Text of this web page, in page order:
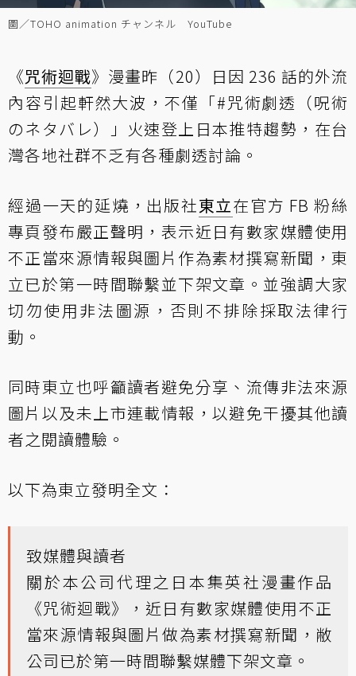
圖／TOHO animation チャンネル YouTube
《咒術迴戰》漫畫昨（20）日因 236 話的外流
內容引起軒然大波，不僅「#咒術劇透（呪術
のネタバレ）」火速登上日本推特趨勢，在台
灣各地社群不乏有各種劇透討論。
經過一天的延燒，出版社東立在官方 FB 粉絲
專頁發布嚴正聲明，表示近日有數家媒體使用
不正當來源情報與圖片作為素材撰寫新聞，東
立已於第一時間聯繫並下架文章。並強調大家
切勿使用非法圖源，否則不排除採取法律行
動。
同時東立也呼籲讀者避免分享、流傳非法來源
圖片以及未上市連載情報，以避免干擾其他讀
者之閱讀體驗。
以下為東立發明全文：
致媒體與讀者
關於本公司代理之日本集英社漫畫作品
《咒術迴戰》，近日有數家媒體使用不正
當來源情報與圖片做為素材撰寫新聞，敝
公司已於第一時間聯繫媒體下架文章。